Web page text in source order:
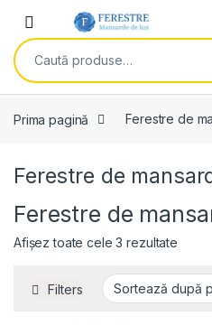
Skip to navigation
Skip to content
Open
Caută după:
Prima pagină Ferestre de
Ferestre de
Ferestre de
Afișez toate cele 3 rezultate
Filters